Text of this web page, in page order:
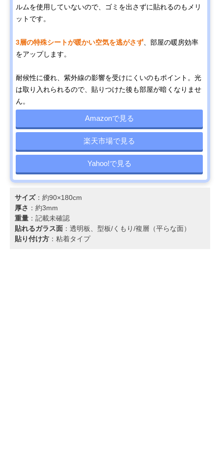
ルムを使用していないので、ゴミを出さずに貼れるのもメリ
ットです。
3層の特殊シートが暖かい空気を逃がさず、部屋の暖房効率
をアップします。
耐候性に優れ、紫外線の影響を受けにくいのもポイント。光
は取り入れられるので、貼りつけた後も部屋が暗くなりませ
ん。
Amazonで見る
楽天市場で見る
Yahoo!で見る
サイズ：約90×180cm
厚さ ：約3mm
重量 ：記載未確認
貼れるガラス面 ：透明板、型板/くもり/複層（平らな面）
貼り付け方 ：粘着タイプ